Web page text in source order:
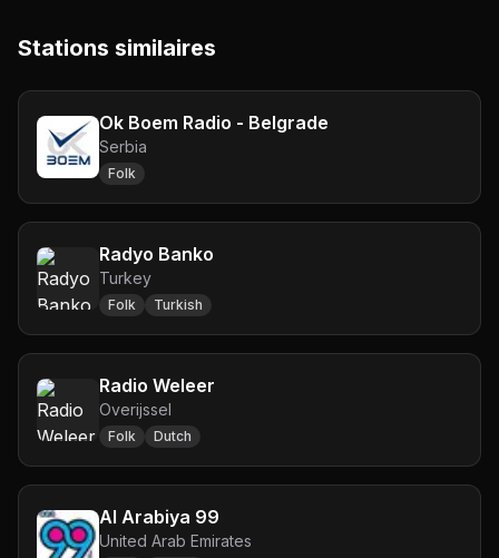
Stations similaires
Ok Boem Radio - Belgrade
Serbia
Folk
Radyo Banko
Turkey
Folk Turkish
Radio Weleer
Overijssel
Folk Dutch
Al Arabiya 99
United Arab Emirates